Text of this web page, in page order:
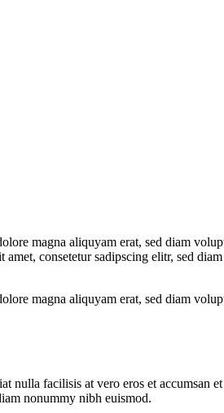
magna aliquyam erat, sed diam
consetetur sadipscing elitr, sed
magna aliquyam erat, sed diam
facilisis at vero eros et accumsan
nonummy nibh euismod.